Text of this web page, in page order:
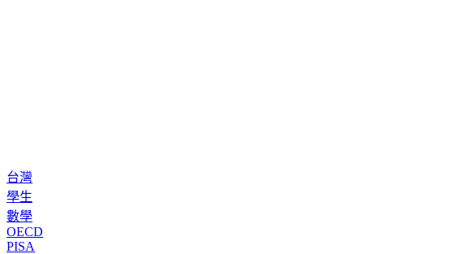
台灣
學生
數學
OECD
PISA